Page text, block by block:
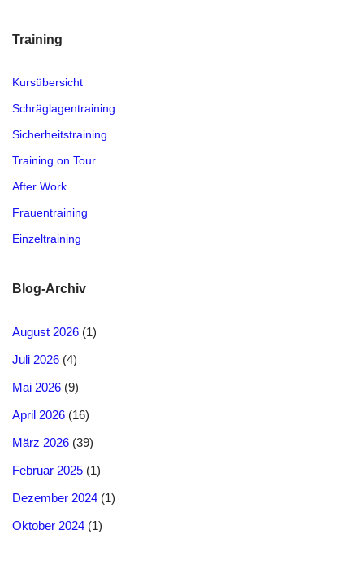
Training
Kursübersicht
Schräglagentraining
Sicherheitstraining
Training on Tour
After Work
Frauentraining
Einzeltraining
Blog-Archiv
August 2026 (1)
Juli 2026 (4)
Mai 2026 (9)
April 2026 (16)
März 2026 (39)
Februar 2025 (1)
Dezember 2024 (1)
Oktober 2024 (1)